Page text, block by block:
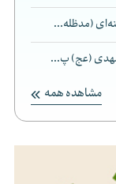
(مدظله...
مهدی (عج) پ...
مشاهده همه